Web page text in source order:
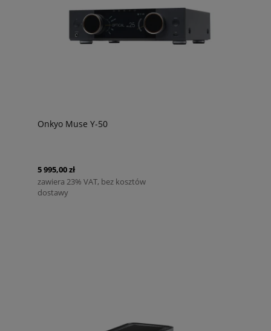
Onkyo Muse Y-50
5 995,00 zł
zawiera 23% VAT, bez kosztów
dostawy